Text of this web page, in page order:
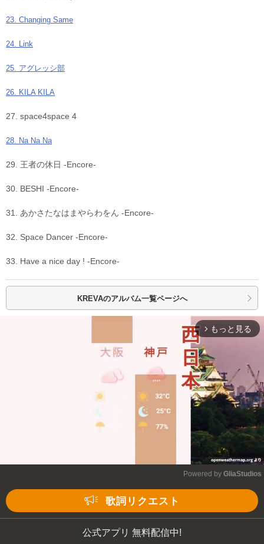
23. Changing Same
24. Link
25. アグレッシ部
26. KILA KILA
27. space4space 4
28. Na Na Na
29. 王者の休日 -Encore-
30. BESHI -Encore-
31. あかさたなはまやらわをん -Encore-
32. Space Dancer -Encore-
33. Have a nice day ! -Encore-
KREVAのアルバム一覧ページへ
arrow_forward_ios もっと見る
Powered by GliaStudios
歌詞リクエスト
公式アプリ 無料配信中!